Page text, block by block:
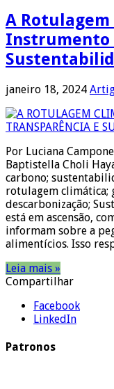
A
Instrumento
janeiro 18, 2024
Por Luciana
Baptistella Choli
carbono;
rotulagem climática;
descarbonização;
está em ascensão,
informam sobre a
alimentícios. Isso
Leia mais »
Compartilhar
Facebook
LinkedIn
Patronos